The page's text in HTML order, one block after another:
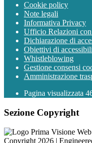
Cookie policy
Note legali
Informativa Privacy
Ufficio Relazioni
Dichiarazione di
Obiettivi di
Whistleblowing
Gestione consensi
Amministrazione
Pagina visualizzata
Sezione Copyright
Copyright 2026 |